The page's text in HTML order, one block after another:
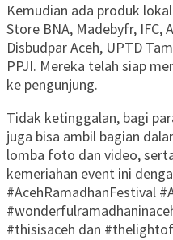
Kemudian ada produk
Store BNA, Madebyfr, IFC,
Disbudpar Aceh, UPTD
PPJI. Mereka telah siap
ke pengunjung.
Tidak ketinggalan, bagi
juga bisa ambil bagian
lomba foto dan video,
kemeriahan event ini
#AcehRamadhanFestival
#thisisaceh dan